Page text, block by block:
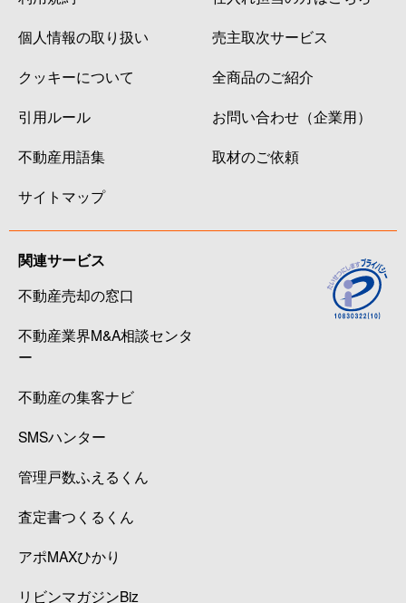
個人情報の取り扱い
クッキーについて
引用ルール
不動産用語集
サイトマップ
売主取次サービス
全商品のご紹介
お問い合わせ（企業用）
取材のご依頼
関連サービス
不動産売却の窓口
不動産業界M&A相談センタ
ー
不動産の集客ナビ
SMSハンター
管理戸数ふえるくん
査定書つくるくん
アポMAXひかり
リビンマガジンBiz